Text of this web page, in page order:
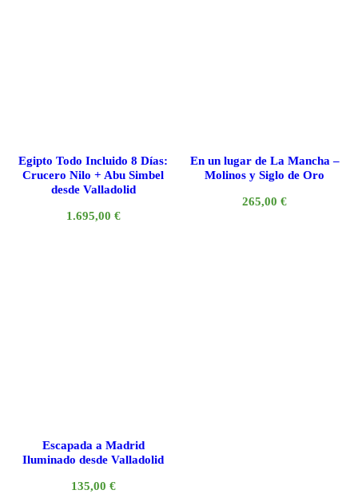
Egipto Todo Incluido 8 Días:
Crucero Nilo + Abu Simbel
desde Valladolid
1.695,00 €
En un lugar de La Mancha –
Molinos y Siglo de Oro
265,00€
Escapada a Madrid
Iluminado desde Valladolid
135,00 €